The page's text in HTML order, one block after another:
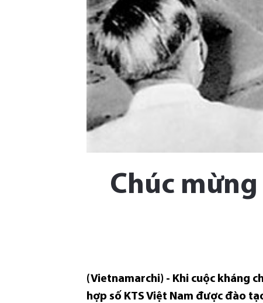
Chúc
(Vietnamarchi) - Khi cuộc kháng
hợp số KTS Việt Nam được đào